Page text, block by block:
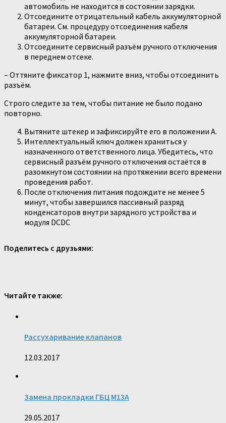
автомобиль не находится в состоянии зарядки.
Отсоедините отрицательный кабель аккумуляторной
батареи. См. процедуру отсоединения кабеля
аккумуляторной батареи.
Отсоедините сервисный разъём ручного отключения
в переднем отсеке.
– Оттяните фиксатор 1, нажмите вниз, чтобы отсоединить
разъём.
Строго следите за тем, чтобы питание не было подано
повторно.
Вытяните штекер и зафиксируйте его в положении A.
Интеллектуальный ключ должен храниться у
назначенного ответственного лица. Убедитесь, что
сервисный разъём ручного отключения остаётся в
разомкнутом состоянии на протяжении всего времени
проведения работ.
После отключения питания подождите не менее 5
минут, чтобы завершился пассивный разряд
конденсаторов внутри зарядного устройства и
модуля DCDC
Поделитесь с друзьями:
Читайте также:
Рассухаривание клапанов
12.03.2017
Замена прокладки ГБЦ M13A
29.05.2017